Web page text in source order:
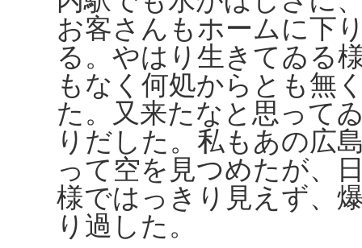
お客さんもホームに下
る。やはり生きてゐる
もなく何処からとも無
た。又来たなと思って
りだした。私もあの広
って空を見つめたが、
様ではっきり見えず、
り過した。